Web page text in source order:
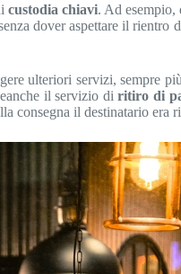
custodia chiavi. Ad esempio,
dover aspettare il
ulteriori servizi, sempre
il servizio diritiro di
consegna il destinatario era